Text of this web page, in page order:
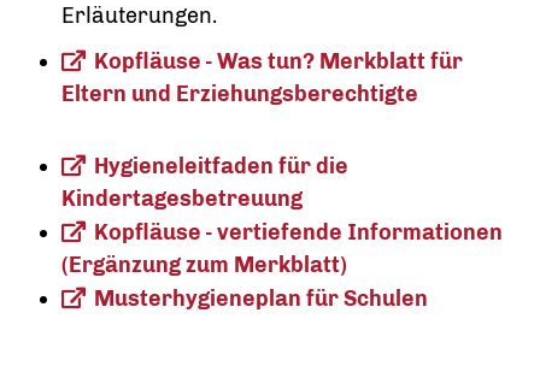
Erläuterungen.
Kopfläuse - Was tun? Merkblatt für
Eltern und Erziehungsberechtigte
Hygieneleitfaden für die
Kindertagesbetreuung
Kopfläuse - vertiefende Informationen
(Ergänzung zum Merkblatt)
Musterhygieneplan für Schulen